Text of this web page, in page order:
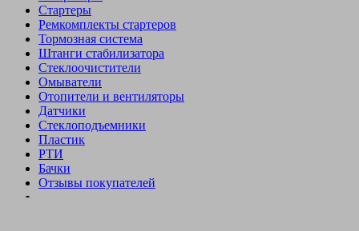
Стартеры
Ремкомплекты стартеров
Тормозная система
Штанги стабилизатора
Стеклоочистители
Омыватели
Отопители и вентиляторы
Датчики
Стеклоподъемники
Пластик
РТИ
Бачки
Отзывы покупателей